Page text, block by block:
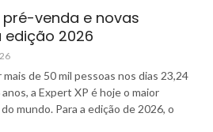
pré-venda e novas
edição 2026
de 50 mil pessoas nos dias 23,24
a Expert XP é hoje o maior
mundo. Para a edição de 2026, o